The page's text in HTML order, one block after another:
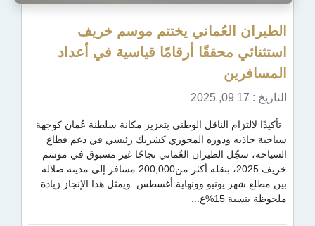
يختتم موسم خريف
أرقامًا قياسية في أعداد
الناقل الوطني بتعزيز مكانة سلطنة عُمان كوجهة
المحوري كشريك رئيسي في دعم قطاع
العُماني نجاحًا غير مسبوق في موسم
خريف 2025، بنقله أكثر من200,000 مسافر إلى مدينة صلالة
وونهاية أغسطس. ويمثل هذا الإنجاز زيادة